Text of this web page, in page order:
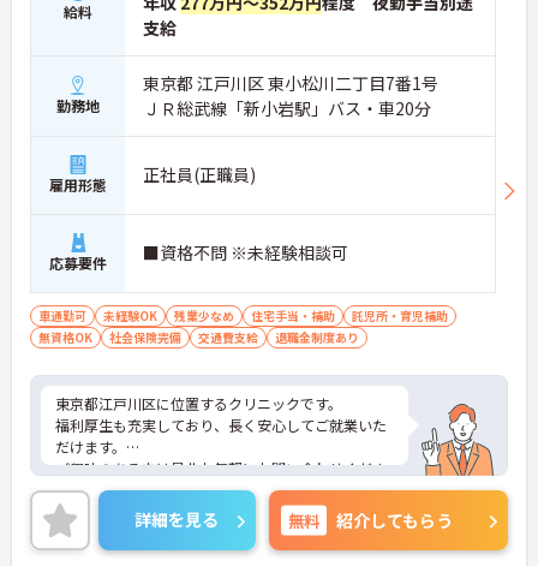
給料
支給
勤務地
東京都 江戸川区 東小松川二丁目7番1号
ＪＲ総武線「新小岩駅」バス・車20分
雇用形態 正社員(正職員)
応募要件 ■資格不問 ※未経験相談可
車通勤可 未経験OK 残業少なめ 住宅手当・補助
託児所・育児補助
無資格OK
社会保険完備 交通費支給 退職金制度あり
東京都江戸川区に位置するクリニックです。
福利厚生も充実しており、長く安心してご就業いた
だけます。
ご興味のある方は是非お気軽にお問い合わせくださ
い。
詳細を見る 無料 紹介してもらう